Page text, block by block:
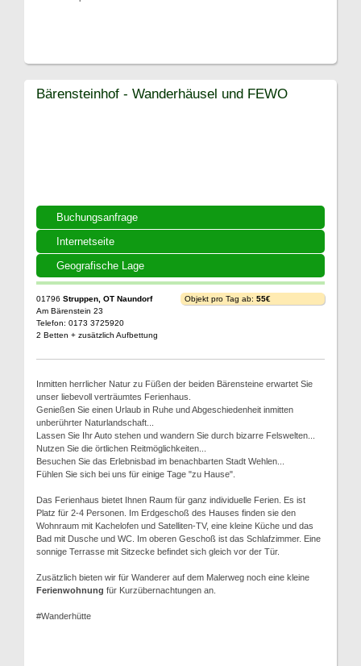
Buchungsanfrage
Internetseite
Geografische Lage
Bärensteinhof - Wanderhäusel und FEWO
01796 Struppen, OT Naundorf
Am Bärenstein 23
Telefon: 0173 3725920
2 Betten + zusätzlich Aufbettung
Objekt pro Tag ab: 55€
Inmitten herrlicher Natur zu Füßen der beiden Bärensteine erwartet Sie
unser liebevoll verträumtes Ferienhaus.
Genießen Sie einen Urlaub in Ruhe und Abgeschiedenheit inmitten
unberührter Naturlandschaft...
Lassen Sie Ihr Auto stehen und wandern Sie durch bizarre Felswelten...
Nutzen Sie die örtlichen Reitmöglichkeiten...
Besuchen Sie das Erlebnisbad im benachbarten Stadt Wehlen...
Fühlen Sie sich bei uns für einige Tage "zu Hause".
Das Ferienhaus bietet Ihnen Raum für ganz individuelle Ferien. Es ist
Platz für 2-4 Personen. Im Erdgeschoß des Hauses finden sie den
Wohnraum mit Kachelofen und Satelliten-TV, eine kleine Küche und das
Bad mit Dusche und WC. Im oberen Geschoß ist das Schlafzimmer. Eine
sonnige Terrasse mit Sitzecke befindet sich gleich vor der Tür.
Zusätzlich bieten wir für Wanderer auf dem Malerweg noch eine kleine
Ferienwohnung für Kurzübernachtungen an.
#Wanderhütte